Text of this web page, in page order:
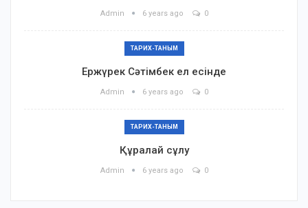
Admin 6 years ago 0
ТАРИХ-ТАНЫМ
Ержүрек Сәтімбек ел есінде
Admin 6 years ago 0
ТАРИХ-ТАНЫМ
Құралай сұлу
Admin 6 years ago 0